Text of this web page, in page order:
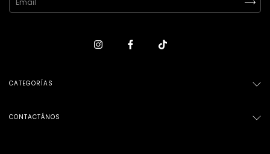
CATEGORÍAS
CONTACTÁNOS